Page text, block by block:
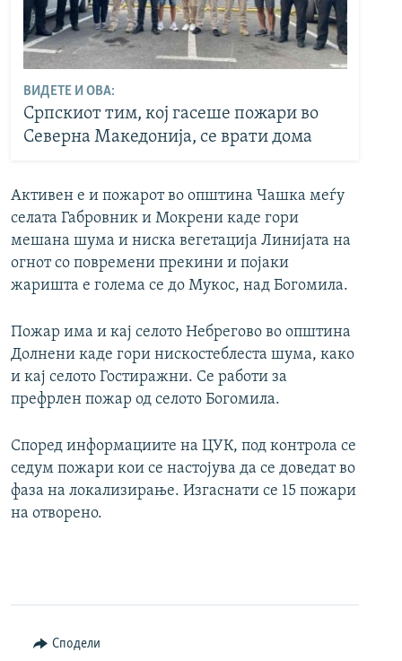
ВИДЕТЕ И ОВА:
Српскиот тим, кој гасеше пожари во
Северна Македонија, се врати дома
Активен е и пожарот во општина Чашка меѓу
селата Габровник и Мокрени каде гори
мешана шума и ниска вегетација Линијата на
огнот со повремени прекини и појаки
жаришта е голема се до Мукос, над Богомила.
Пожар има и кај селото Небрегово во општина
Долнени каде гори нискостеблеста шума, како
и кај селото Гостиражни. Се работи за
префрлен пожар од селото Богомила.
Според информациите на ЦУК, под контрола се
седум пожари кои се настојува да се доведат во
фаза на локализирање. Изгаснати се 15 пожари
на отворено.
Сподели